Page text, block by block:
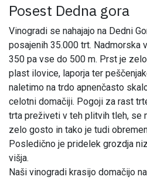
Posest Dedna gora
Vinogradi se nahajajo na Dedni
posajenih 35.000 trt. Nadmorska
350 pa vse do 500 m. Prst je
plast ilovice, laporja ter
naletimo na trdo apnenčasto
celotni domačiji. Pogoji za rast
trta preživeti v teh plitvih tleh, se
zelo gosto in tako je tudi
Posledično je pridelek grozdja
višja.
Naši vinogradi krasijo domačijo